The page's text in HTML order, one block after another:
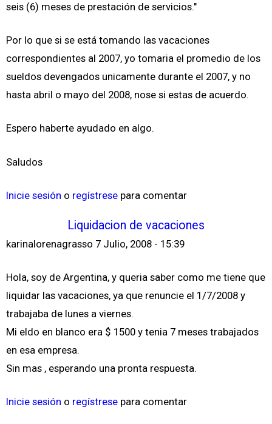
seis (6) meses de prestación de servicios."
Por lo que si se está tomando las vacaciones
correspondientes al 2007, yo tomaria el promedio de los
sueldos devengados unicamente durante el 2007, y no
hasta abril o mayo del 2008, nose si estas de acuerdo.
Espero haberte ayudado en algo.
Saludos
Inicie sesión o regístrese para comentar
Liquidacion de vacaciones
karinalorenagrasso 7 Julio, 2008 - 15:39
Hola, soy de Argentina, y queria saber como me tiene que
liquidar las vacaciones, ya que renuncie el 1/7/2008 y
trabajaba de lunes a viernes.
Mi eldo en blanco era $ 1500 y tenia 7 meses trabajados
en esa empresa.
Sin mas , esperando una pronta respuesta.
Inicie sesión o regístrese para comentar